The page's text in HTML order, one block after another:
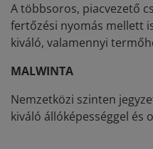
A többsoros, piacvezető
fertőzési nyomás mellett
kiváló, valamennyi
MALWINTA
Nemzetközi szinten
kiváló állóképességgel és